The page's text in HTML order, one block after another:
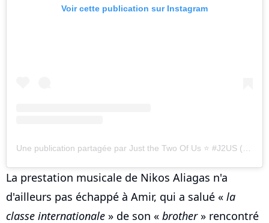
Voir cette publication sur Instagram
La prestation musicale de Nikos Aliagas n'a
d'ailleurs pas échappé à Amir, qui a salué « la
classe internationale » de son « brother» rencontré